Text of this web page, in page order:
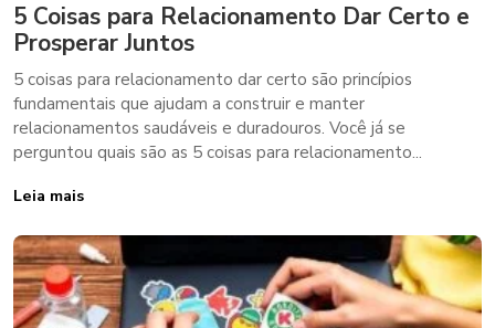
5 Coisas para Relacionamento Dar Certo e
Prosperar Juntos
5 coisas para relacionamento dar certo são princípios
fundamentais que ajudam a construir e manter
relacionamentos saudáveis e duradouros. Você já se
perguntou quais são as 5 coisas para relacionamento...
Leia mais